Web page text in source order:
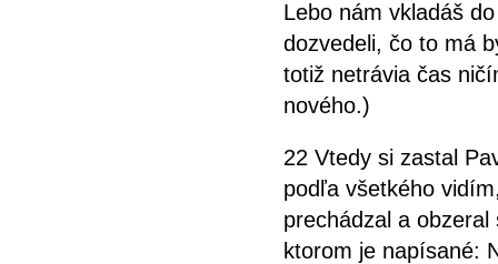
Lebo nám vkladáš
dozvedeli, čo to má
totiž netrávia čas
nového.)
22 Vtedy si zastal
podľa všetkého
prechádzal a
ktorom je napísané: